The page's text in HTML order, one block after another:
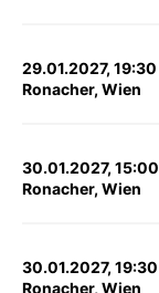
29.01.2027, 19:30
Ronacher, Wien
30.01.2027, 15:00
Ronacher, Wien
30.01.2027, 19:30
Ronacher, Wien